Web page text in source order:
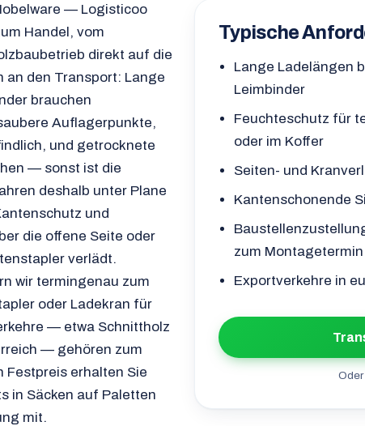
— Logisticoo
Handel, vom
direkt auf die
den Transport: Lange
brauchen
Auflagerpunkte,
und getrocknete
— sonst ist die
deshalb unter Plane
und
die offene Seite oder
verlädt.
wir termingenau zum
oder Ladekran für
— etwa Schnittholz
— gehören zum
Festpreis erhalten Sie
in Säcken auf Paletten
mit.
Typische
Lange Ladelängen
Leimbinder
Feuchteschutz für
oder im Koffer
Seiten- und
Kantenschonende
zum Montagetermin
Exportverkehre in
Oder